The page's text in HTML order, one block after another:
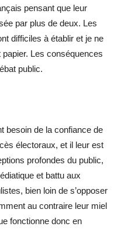
pensant que leur
par plus de deux. Les
difficiles à établir et je ne
Les conséquences
public.
besoin de la confiance de
électoraux, et il leur est
profondes du public,
et battu aux
bien loin de s’opposer
au contraire leur miel
fonctionne donc en